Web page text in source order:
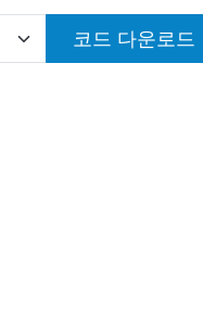
코드 다운로드